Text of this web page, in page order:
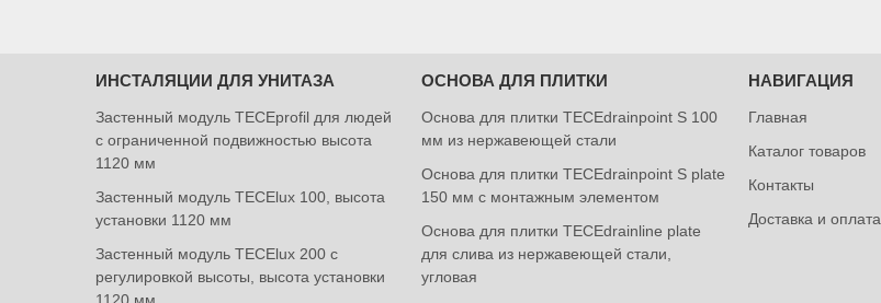
ИНСТАЛЯЦИИ ДЛЯ УНИТАЗА
Застенный модуль TECEprofil для людей
с ограниченной подвижностью высота
1120 мм
Застенный модуль TECElux 100, высота
установки 1120 мм
Застенный модуль TECElux 200 с
регулировкой высоты, высота установки
ОСНОВА ДЛЯ ПЛИТКИ
Основа для плитки TECEdrainpoint S 100
мм из нержавеющей стали
Основа для плитки TECEdrainpoint S plate
150 мм с монтажным элементом
Основа для плитки TECEdrainlinе plate
для слива из нержавеющей стали,
угловая
НАВИГАЦИЯ
Главная
Каталог товаров
Контакты
Доставка и оплата